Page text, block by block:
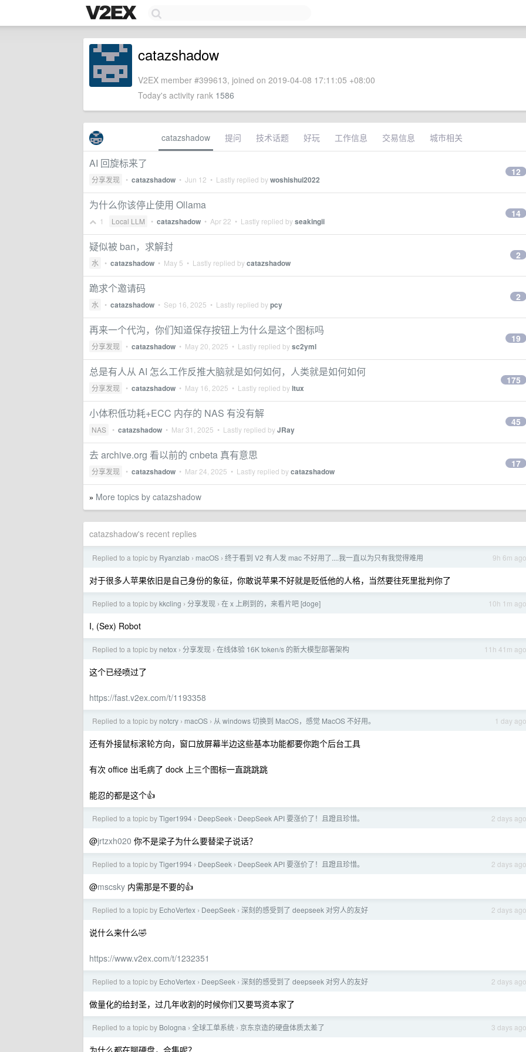
catazshadow
V2EX member #399613, joined on 2019-04-08 17:11:05 +08:00
Today's activity rank 1586
catazshadow 提问 技术话题 好玩 工作信息 交易信息 城市相关
AI 回旋标来了
分享发现 • catazshadow • Jun 12 • Lastly replied bywoshishui2022
12
为什么你该停止使用 Ollama
1 Local LLM • catazshadow • Apr 22 • Lastly replied byseakingii
14
疑似被 ban，求解封
水 • catazshadow • May 5 • Lastly replied bycatazshadow
2
跪求个邀请码
水 • catazshadow • Sep 16, 2025 • Lastly replied bypcy
2
再来一个代沟，你们知道保存按钮上为什么是这个图标吗
分享发现 • catazshadow • May 20, 2025 • Lastly replied bysc2yml
19
总是有人从 AI 怎么工作反推大脑就是如何如何，人类就是如何如何
分享发现 • catazshadow • May 16, 2025 • Lastly replied byltux
175
小体积低功耗+ECC 内存的 NAS 有没有解
NAS • catazshadow • Mar 31, 2025 • Lastly replied byJRay
45
去 archive.org 看以前的 cnbeta 真有意思
分享发现 • catazshadow • Mar 24, 2025 • Lastly replied bycatazshadow
17
» More topics by catazshadow
catazshadow's recent replies
9h 6m ago
Replied to a topic by Ryanzlab › macOS › 终于看到 V2 有人发 mac 不好用了....我一直以为只有我觉得难用
对于很多人苹果依旧是自己身份的象征，你敢说苹果不好就是贬低他的人格，当然要往死里批判你了
10h 1m ago
Replied to a topic bykkcling › 分享发现 › 在 x 上刷到的，来看片吧 [doge]
I, (Sex) Robot
11h 41m ago
Replied to a topic by netox › 分享发现 › 在线体验 16K token/s 的新大模型部署架构
这个已经喷过了
https://fast.v2ex.com/t/1193358
1 day ago
Replied to a topic by notcry › macOS › 从 windows 切换到 MacOS，感觉 MacOS 不好用。
还有外接鼠标滚轮方向，窗口放屏幕半边这些基本功能都要你跑个后台工具
有次 office 出毛病了 dock 上三个图标一直跳跳跳
能忍的都是这个👍
2 days ago
Replied to a topic byTiger1994 › DeepSeek › DeepSeek API 要涨价了！且蹬且珍惜。
@jrtzxh020 你不是梁子为什么要替梁子说话？
2 days ago
Replied to a topic byTiger1994 › DeepSeek › DeepSeek API 要涨价了！且蹬且珍惜。
@mscsky 内需那是不要的👍
2 days ago
Replied to a topic by EchoVertex › DeepSeek › 深刻的感受到了 deepseek 对穷人的友好
说什么来什么🤣
https://www.v2ex.com/t/1232351
2 days ago
Replied to a topic by EchoVertex › DeepSeek › 深刻的感受到了 deepseek 对穷人的友好
做量化的给封圣，过几年收割的时候你们又要骂资本家了
3 days ago
Replied to a topic by Bologna › 全球工单系统 › 京东京造的硬盘体质太差了
为什么都在聊硬盘，合集呢？